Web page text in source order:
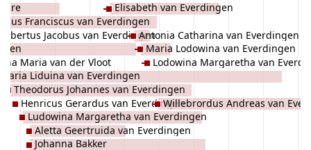
Franciscus van Everdingen
Jacobus van Everdingen
Maria van der Vloot
Maria Liduina van Everdingen
Theodorus Johannes van Everdingen
Henricus Gerardus van Everdingen
Ludowina Margaretha van Everdingen
Aletta Geertruida van Everdingen
Johanna Bakker
Elisabeth van Everdingen
Antonia Catharina van Everdingen
Maria Lodowina van Everdingen
Lodowina Margaretha van
Willebrordus Andreas van